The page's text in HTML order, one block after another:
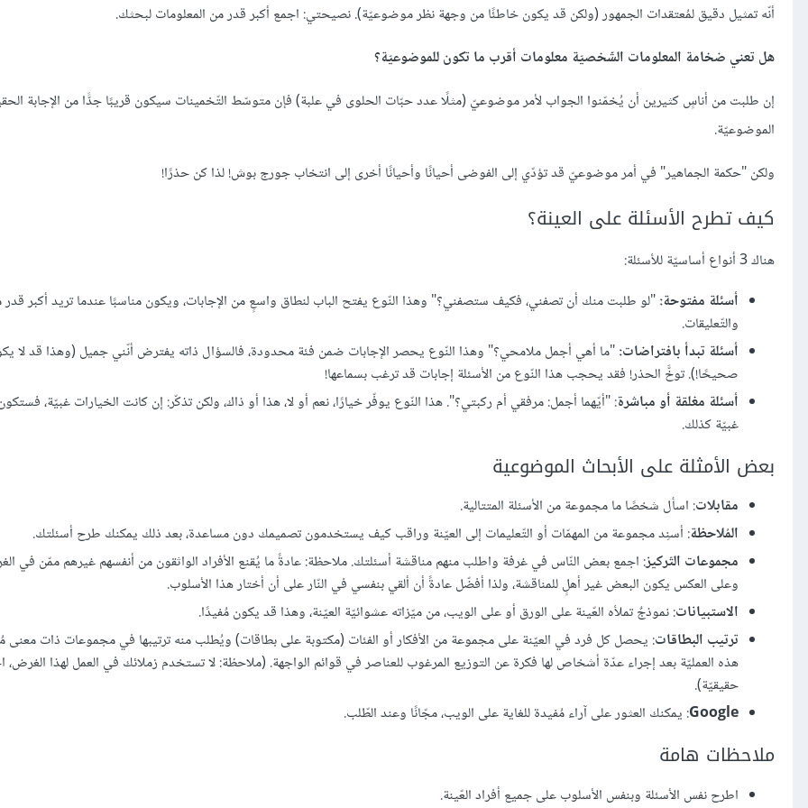
أنّه تمثيل دقيق لمُعتقدات الجمهور (ولكن قد يكون خاطئًا من وجهة نظر موضوعيّة). نصيحتي: اجمع أكبر قدر من المعلومات لبحثك.
هل تعني ضخامة المعلومات الشّخصيّة معلومات أقرب ما تكون للموضوعيّة؟
إن طلبت من أناسٍ كثيرين أن يُخمّنوا الجواب لأمر موضوعيّ (مثلًا عدد حبّات الحلوى في علبة) فإن متوسّط التّخمينات سيكون قريبًا جدًّا من الإجابة
الموضوعيّة.
ولكن "حكمة الجماهير" في أمر موضوعيّ قد تؤدّي إلى الفوضى أحيانًا وأحيانًا أخرى إلى انتخاب جورج بوش! لذا كن حذرًا!
كيف تطرح الأسئلة على العينة؟
هناك 3 أنواع أساسيّة للأسئلة:
أسئلة مفتوحة:"لو طلبت منك أن تصفني، فكيف ستصفني؟" وهذا النّوع يفتح الباب لنطاق واسعٍ من الإجابات، ويكون مناسبًا عندما تريد أكبر قدر
والتّعليقات.
أسئلة تبدأ بافتراضات:"ما أهي أجمل ملامحي؟" وهذا النّوع يحصر الإجابات ضمن فئة محدودة، فالسؤال ذاته يفترض أنّني جميل (وهذا قد لا
صحيحًا!). توخَّ الحذر! فقد يحجب هذا النّوع من الأسئلة إجابات قد ترغب بسماعها!
أسئلة مغلقة أو مباشرة: "أيّهما أجمل: مرفقي أم ركبتي؟". هذا النّوع يوفّر خيارًا، نعم أو لا، هذا أو ذاك، ولكن تذكّر: إن كانت الخيارات غبيّة، فستكون
غبيّة كذلك.
بعض الأمثلة على الأبحاث الموضوعية
مقابلات: اسأل شخصًا ما مجموعة من الأسئلة المتتالية.
المُلاحظة: أسنِد مجموعة من المهمّات أو التّعليمات إلى العيّنة وراقب كيف يستخدمون تصميمك دون مساعدة، بعد ذلك يمكنك طرح أسئلتك.
مجموعات التّركيز: اجمع بعض النّاس في غرفة واطلب منهم مناقشة أسئلتك. ملاحظة: عادةً ما يُقنع الأفراد الواثقون من أنفسهم غيرهم ممّن في
وعلى العكس يكون البعض غير أهلٍ للمناقشة، ولذا أفضّل عادةً أن ألقي بنفسي في النّار على أن أختار هذا الأسلوب.
الاستبيانات: نموذجٌ تملأه العّينة على الورق أو على الويب، من ميّزاته عشوائيّة العيّنة، وهذا قد يكون مُفيدًا.
ترتيب البطاقات: يحصل كل فرد في العيّنة على مجموعة من الأفكار أو الفئات (مكتوبة على بطاقات) ويُطلب منه ترتيبها في مجموعات ذات معنى
هذه العمليّة بعد إجراء عدّة أشخاص لها فكرة عن التوزيع المرغوب للعناصر في قوائم الواجهة. (ملاحظة: لا تستخدم زملائك في العمل لهذا الغرض،
حقيقيّة).
Google: يمكنك العثور على آراء مُفيدة للغاية على الويب، مجّانًا وعند الطّلب.
ملاحظات هامة
اطرح نفس الأسئلة وبنفس الأسلوب على جميع أفراد العّينة.